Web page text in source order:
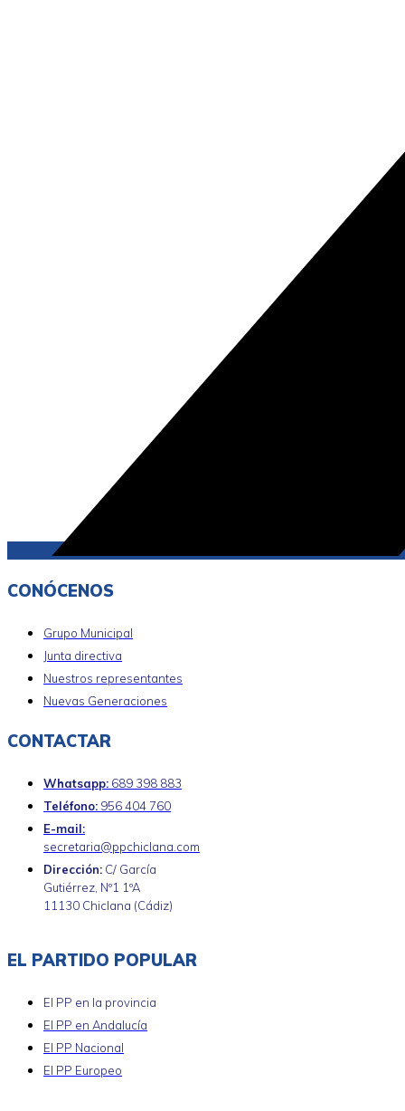
CONÓCENOS
Grupo Municipal
Junta directiva
Nuestros representantes
Nuevas Generaciones
CONTACTAR
Whatsapp: 689 398 883
Teléfono: 956 404 760
E-mail:
secretaria@ppchiclana.com
Dirección: C/ García
Gutiérrez, Nº1 1ºA
11130 Chiclana (Cádiz)
EL PARTIDO POPULAR
El PP en la provincia
El PP en Andalucía
El PP Nacional
El PP Europeo